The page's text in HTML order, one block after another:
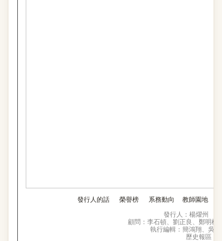
發行人的話 榮譽榜 系務動向 教師園地
發行人：楊燿州 總
顧問：李石頓、劉正良、鄭明
執行編輯：簡鴻翔、吳
歷史報區